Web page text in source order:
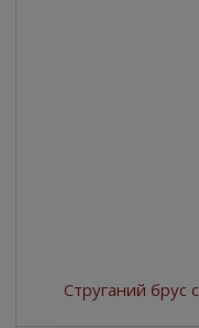
Струганий брус